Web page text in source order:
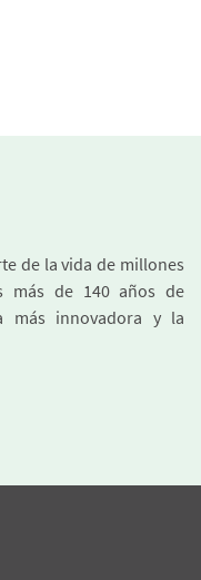
de la vida de millones
más de 140 años de
más innovadora y la